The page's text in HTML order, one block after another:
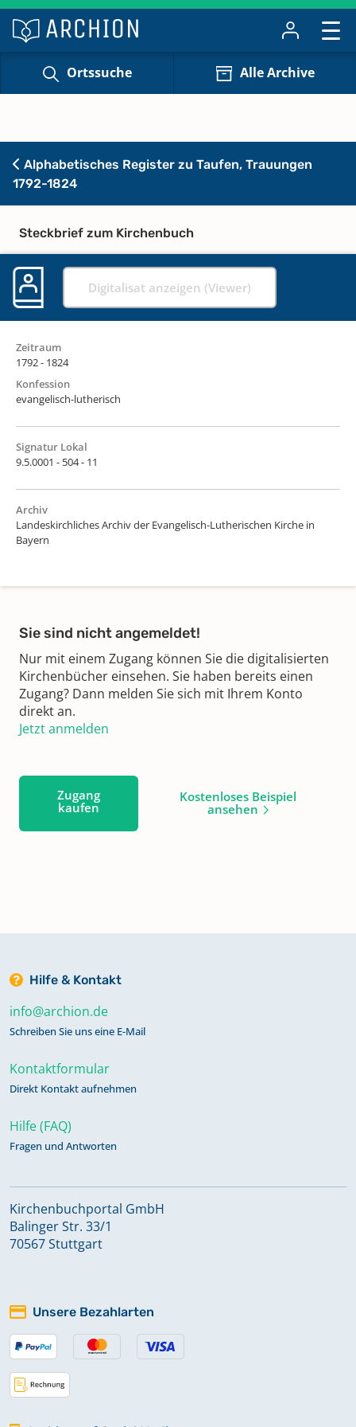
Ortssuche Alle Archive
Alphabetisches Register zu Taufen, Trauungen
1792-1824
Steckbrief zum Kirchenbuch
Digitalisat anzeigen (Viewer)
Zeitraum
1792 - 1824
Konfession
evangelisch-lutherisch
Signatur Lokal
9.5.0001 - 504 - 11
Archiv
Landeskirchliches Archiv der Evangelisch-Lutherischen Kirche in
Bayern
Sie sind nicht angemeldet!
Nur mit einem Zugang können Sie die digitalisierten
Kirchenbücher einsehen. Sie haben bereits einen
Zugang? Dann melden Sie sich mit Ihrem Konto
direkt an.
Jetzt anmelden
Zugang
kaufen
Kostenloses Beispiel
ansehen
Hilfe & Kontakt
info@archion.de
Schreiben Sie uns eine E-Mail
Kontaktformular
Direkt Kontakt aufnehmen
Hilfe (FAQ)
Fragen und Antworten
Kirchenbuchportal GmbH
Balinger Str. 33/1
70567 Stuttgart
Unsere Bezahlarten